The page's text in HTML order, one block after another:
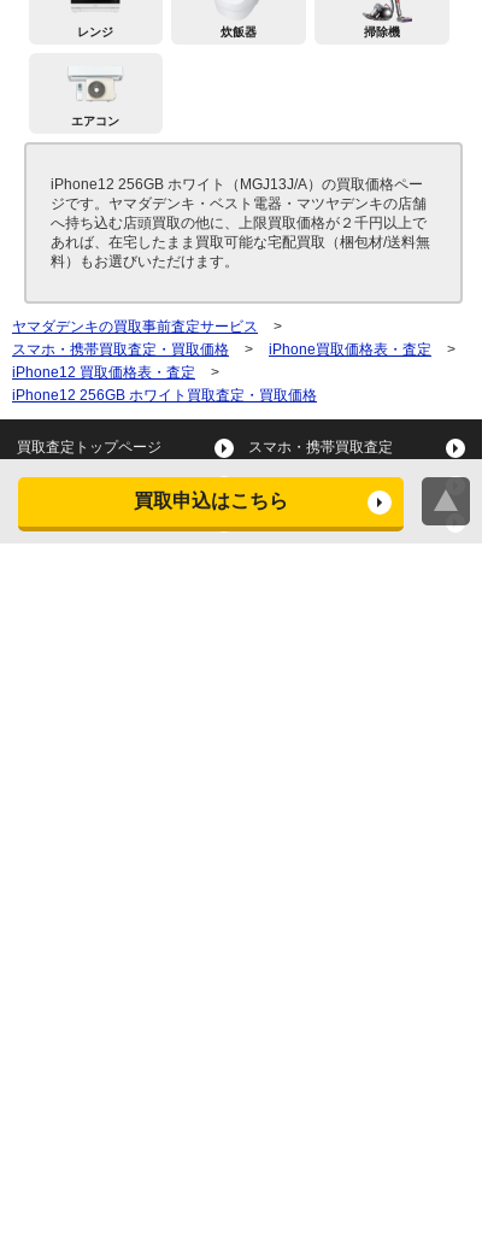
買取申込はこちら
レンジ 炊飯器 掃除機
エアコン
iPhone12 256GB ホワイト（MGJ13J/A）の買取価格ペー
ジです。ヤマダデンキ・ベスト電器・マツヤデンキの店舗
へ持ち込む店頭買取の他に、上限買取価格が２千円以上で
あれば、在宅したまま買取可能な宅配買取（梱包材/送料無
料）もお選びいただけます。
ヤマダデンキの買取事前査定サービス
>
スマホ・携帯買取査定・買取価格
> iPhone買取価格表・査定
>
iPhone12 買取価格表・査定
>
iPhone12 256GB ホワイト買取査定・買取価格
買取査定トップページ スマホ・携帯買取査定
タブレット買取査定
スマートウォッチ買取査定